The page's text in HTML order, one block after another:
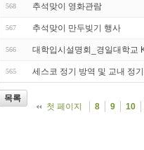
568 추석맞이 영화관람
567 추석맞이 만두빚기 행사
566 대학입시설명회_경일대학교
565 세스코 정기 방역 및 교내 정
목록
첫 페이지
8 9 10